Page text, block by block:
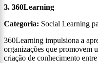
3. 360Learning
Categoria: Social Learning
360Learning impulsiona a
organizações que promovem
criação de conhecimento